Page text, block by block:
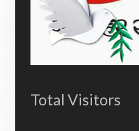
Total Visitors